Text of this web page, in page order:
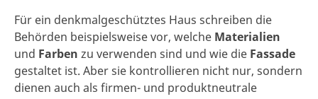
Für ein denkmalgeschütztes Haus schreiben die
Behörden beispielsweise vor, welche Materialien
und Farben zu verwenden sind und wie die Fassade
gestaltet ist. Aber sie kontrollieren nicht nur, sondern
dienen auch als firmen- und produktneutrale